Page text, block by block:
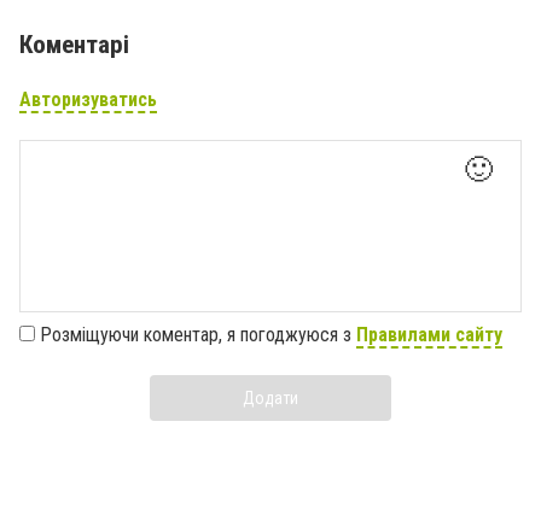
Коментарі
Авторизуватись
🙂
Розміщуючи коментар, я погоджуюся з Правилами сайту
Додати